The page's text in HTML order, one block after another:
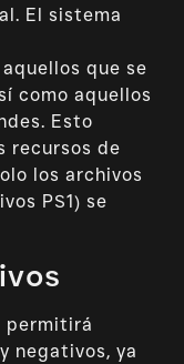
El sistema
que se
como aquellos
Esto
recursos de
los archivos
PS1) se
permitirá
negativos, ya